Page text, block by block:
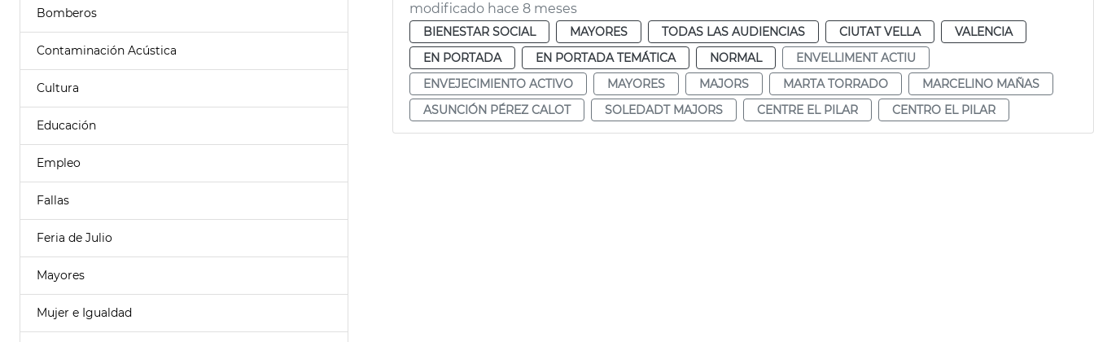
Bomberos
Contaminación Acústica
Cultura
Educación
Empleo
Fallas
Feria de Julio
Mayores
Mujer e Igualdad
modificado hace 8 meses
BIENESTAR SOCIAL MAYORES TODAS LAS AUDIENCIAS CIUTAT VELLA
VALENCIA
EN PORTADA
EN PORTADA TEMÁTICA NORMAL
ENVELLIMENT ACTIU
ENVEJECIMIENTO ACTIVO
MAYORES MAJORS MARTA TORRADO
MARCELINO MAÑAS
ASUNCIÓN PÉREZ CALOT
SOLEDADT MAJORS CENTRE EL PILAR CENTRO EL PILAR